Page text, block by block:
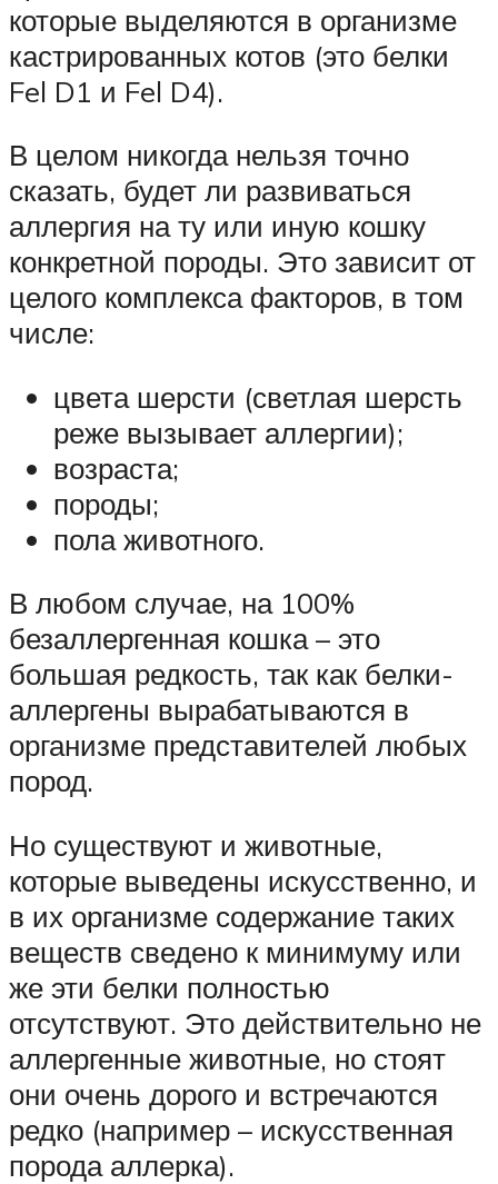
которые выделяются в организме
кастрированных котов (это белки
Fel D1 и Fel D4).
В целом никогда нельзя точно
сказать, будет ли развиваться
аллергия на ту или иную кошку
конкретной породы. Это зависит от
целого комплекса факторов, в том
числе:
цвета шерсти (светлая шерсть
реже вызывает аллергии);
возраста;
породы;
пола животного.
В любом случае, на 100%
безаллергенная кошка – это
большая редкость, так как белки-
аллергены вырабатываются в
организме представителей любых
пород.
Но существуют и животные,
которые выведены искусственно, и
в их организме содержание таких
веществ сведено к минимуму или
же эти белки полностью
отсутствуют. Это действительно не
аллергенные животные, но стоят
они очень дорого и встречаются
редко (например – искусственная
порода аллерка).